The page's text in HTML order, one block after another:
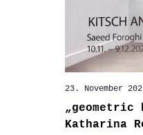
23. November
Katharina